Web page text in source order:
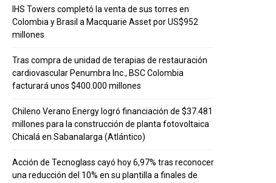
IHS Towers completó la venta de sus torres en
Colombia y Brasil a Macquarie Asset por US$952
millones
Tras compra de unidad de terapias de restauración
cardiovascular Penumbra Inc., BSC Colombia
facturará unos $400.000 millones
Chileno Verano Energy logró financiación de $37.481
millones para la construcción de planta fotovoltaica
Chicalá en Sabanalarga (Atlántico)
Acción de Tecnoglass cayó hoy 6,97% tras reconocer
una reducción del 10% en su plantilla a finales de